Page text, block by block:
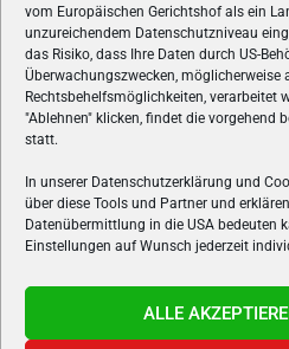
vom Europäischen Gerichtshof als ein
unzureichendem Datenschutzniveau
das Risiko, dass Ihre Daten durch US-
Überwachungszwecken, möglicherweise
Rechtsbehelfsmöglichkeiten, verarbeitet
"Ablehnen" klicken, findet die vorgehend
statt.
In unserer Datenschutzerklärung und
über diese Tools und Partner und
Datenübermittlung in die USA bedeuten
Einstellungen auf Wunsch jederzeit
ALLE
VON GAMERN, FÜR GAMER!
Spielemagazin Österreichs und
Reviews und Videos zu PC- und
Hardware und aus der
FOLGE